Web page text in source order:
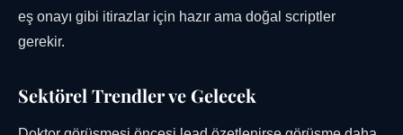
eş onayı gibi itirazlar için hazır ama doğal scriptler
gerekir.
Sektörel Trendler ve Gelecek